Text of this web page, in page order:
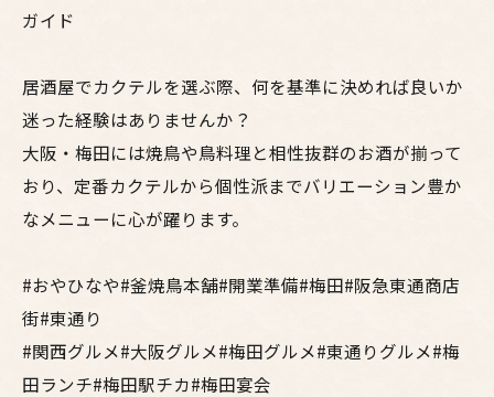
ガイド
居酒屋でカクテルを選ぶ際、何を基準に決めれば良いか
迷った経験はありませんか？
大阪・梅田には焼鳥や鳥料理と相性抜群のお酒が揃って
おり、定番カクテルから個性派までバリエーション豊か
なメニューに心が躍ります。
#おやひなや#釜焼鳥本舗#開業準備#梅田#阪急東通商店
街#東通り
#関西グルメ#大阪グルメ#梅田グルメ#東通りグルメ#梅
田ランチ#梅田駅チカ#梅田宴会